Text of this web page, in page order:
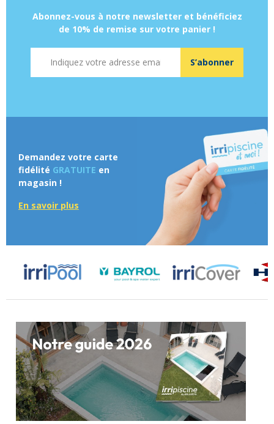
Abonnez-vous à notre newsletter et bénéficiez
de 10% de remise sur votre panier !
S’abonner
Demandez votre carte
fidélité GRATUITE en
magasin !
En savoir plus